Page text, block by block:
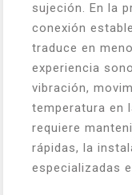
sujeción. En la
conexión
traduce en
experiencia
vibración,
temperatura en
requiere
rápidas, la
especializadas